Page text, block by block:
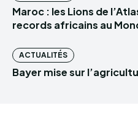
Maroc : les Lions de
records africains au
ACTUALITÉS
Bayer mise sur